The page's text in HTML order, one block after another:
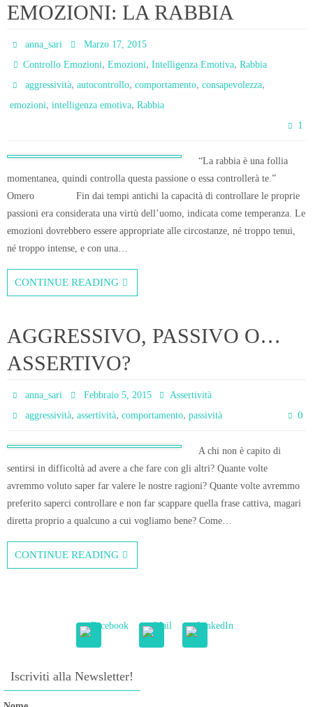
EMOZIONI: LA RABBIA
anna_sari
Marzo 17, 2015
Controllo Emozioni,Emozioni,Intelligenza Emotiva,Rabbia
aggressività,autocontrollo,comportamento,consapevolezza,
emozioni, intelligenza emotiva, Rabbia
1
“La rabbia è una follia
momentanea, quindi controlla questa passione o essa controllerà te.”
Omero Fin dai tempi antichi la capacità di controllare le proprie
passioni era considerata una virtù dell’uomo, indicata come temperanza. Le
emozioni dovrebbero essere appropriate alle circostanze, né troppo tenui,
né troppo intense, e con una…
CONTINUE READING
AGGRESSIVO, PASSIVO O…
ASSERTIVO?
anna_sari Febbraio 5, 2015
Assertività
aggressività,assertività,comportamento,passività 0
A chi non è capito di
sentirsi in difficoltà ad avere a che fare con gli altri? Quante volte
avremmo voluto saper far valere le nostre ragioni? Quante volte avremmo
preferito saperci controllare e non far scappare quella frase cattiva, magari
diretta proprio a qualcuno a cui vogliamo bene? Come…
CONTINUE READING
Iscriviti alla Newsletter!